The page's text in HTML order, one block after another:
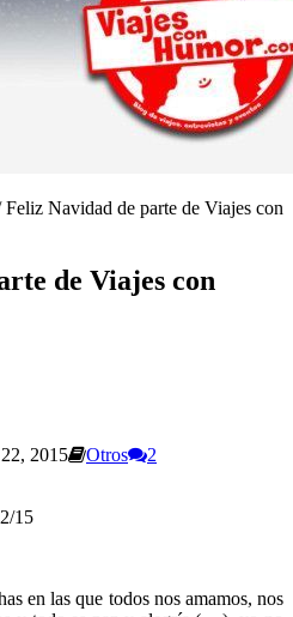
Feliz Navidad de parte de Viajes con
de Viajes con
2015 Otros
2
15
en las que todos nos amamos, nos